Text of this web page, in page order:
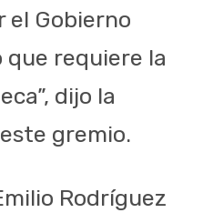
el Gobierno
que requiere la
dijo la
gremio.
Rodríguez